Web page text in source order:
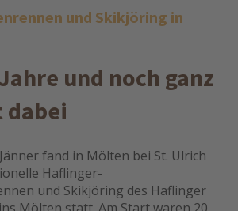
und Skikjöring in
und noch ganz
fand in Mölten bei St. Ulrich
Haflinger-
und Skikjöring des Haflinger